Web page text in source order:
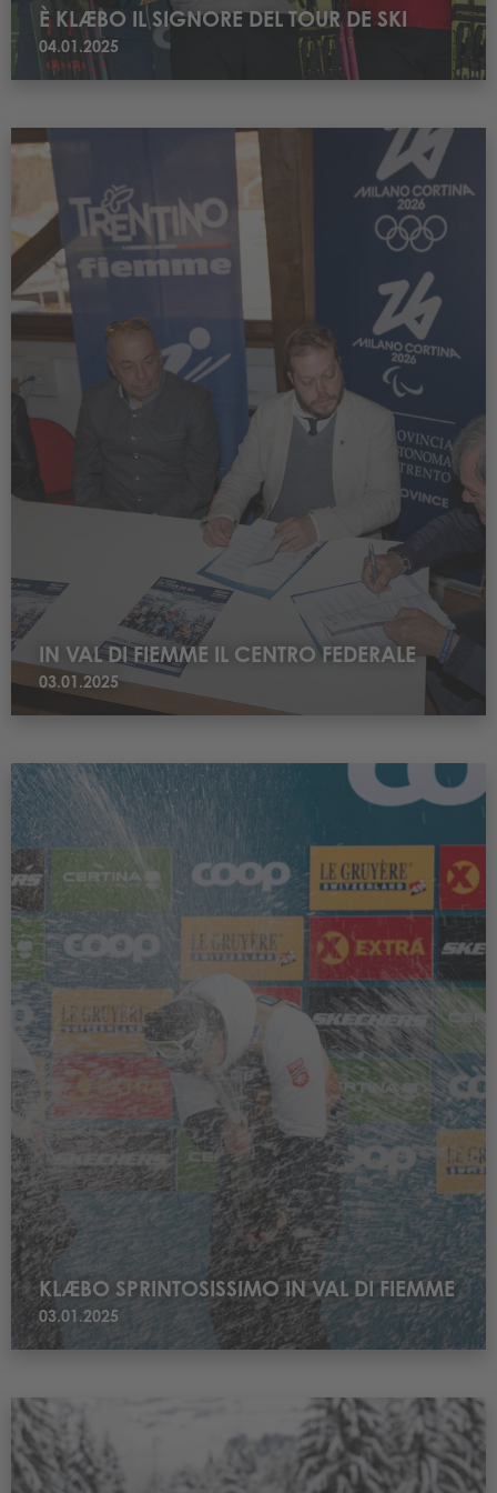
È KLÆBO IL SIGNORE DEL TOUR DE SKI
04.01.2025
IN VAL DI FIEMME IL CENTRO FEDERALE
03.01.2025
Leggi IN VAL DI FIEMME IL CENTRO FEDERALE
KLÆBO SPRINTOSISSIMO IN VAL DI FIEMME
03.01.2025
Leggi KLÆBO SPRINTOSISSIMO IN VAL DI FIEMME
Leggi “RAMPA”: EROI IN VAL DI FIEMME OLIMPIONICI E AMATORI, SFIDA